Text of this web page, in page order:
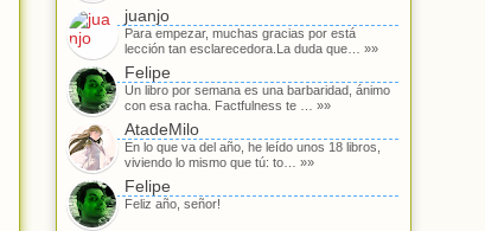
juanjo
Para empezar, muchas gracias por está
lección tan esclarecedora.La duda que… »»
Felipe
Un libro por semana es una barbaridad, ánimo
con esa racha. Factfulness te … »»
AtadeMilo
En lo que va del año, he leído unos 18 libros,
viviendo lo mismo que tú: to… »»
Felipe
Feliz año, señor!